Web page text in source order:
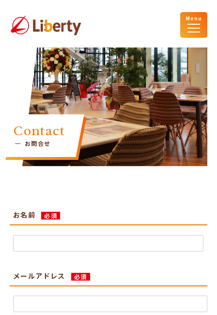
Menu
Contact
お問合せ
お名前 必須
メールアドレス 必須